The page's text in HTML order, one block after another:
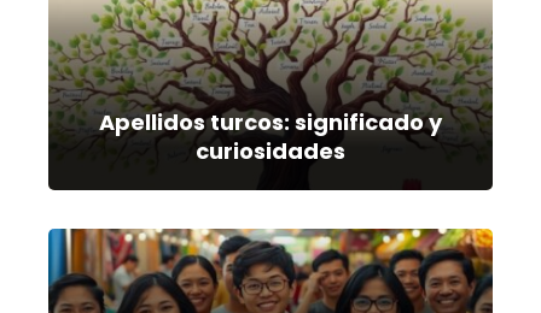
Apellidos turcos: significado y
curiosidades